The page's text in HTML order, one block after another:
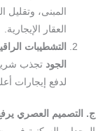
المبنى، وتقليل
العقار الإيجارية.
التشطيبات
الجود تجذب
لدفع إيجارات
ج. التصميم العصري